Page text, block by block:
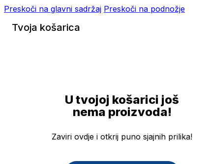
Preskoči na glavni sadržaj Preskoči na podnožje
Tvoja košarica
U tvojoj košarici još
nema proizvoda!
Zaviri ovdje i otkrij puno sjajnih prilika!